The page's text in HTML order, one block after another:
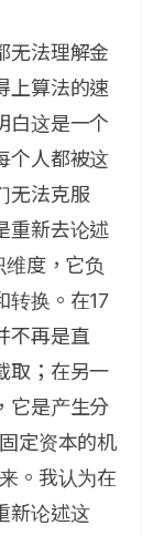
无法理解金
上算法的速
白这是一个
个人都被这
无法克服
重新去论述
度，它负
转换。在17
不再是直
取；在另一
它是产生分
定资本的机
。我认为在
新论述这